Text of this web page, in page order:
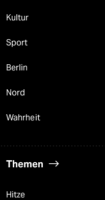
Kultur
Sport
Berlin
Nord
Wahrheit
Themen
Hitze